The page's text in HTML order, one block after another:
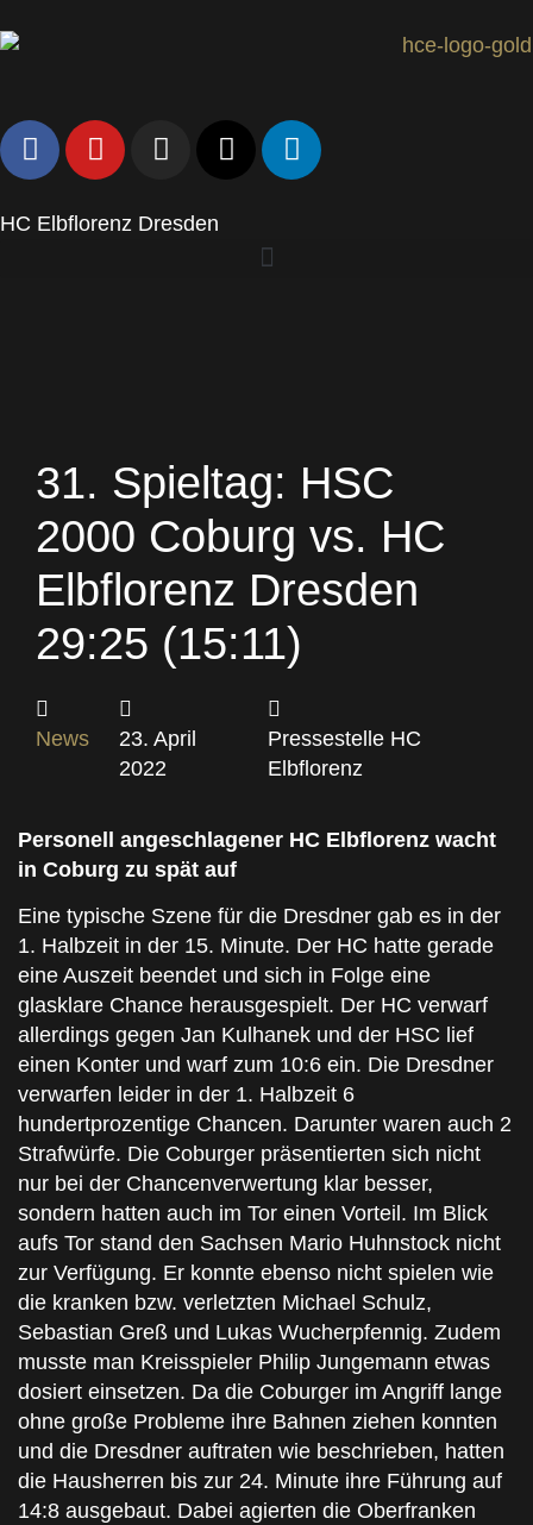
HC Elbflorenz Dresden
31. Spieltag: HSC
2000 Coburg vs. HC
Elbflorenz Dresden
29:25 (15:11)
News
23. April
2022
Pressestelle HC
Elbflorenz
Personell angeschlagener HC Elbflorenz wacht
in Coburg zu spät auf
Eine typische Szene für die Dresdner gab es in der
1. Halbzeit in der 15. Minute. Der HC hatte gerade
eine Auszeit beendet und sich in Folge eine
glasklare Chance herausgespielt. Der HC verwarf
allerdings gegen Jan Kulhanek und der HSC lief
einen Konter und warf zum 10:6 ein. Die Dresdner
verwarfen leider in der 1. Halbzeit 6
hundertprozentige Chancen. Darunter waren auch 2
Strafwürfe. Die Coburger präsentierten sich nicht
nur bei der Chancenverwertung klar besser,
sondern hatten auch im Tor einen Vorteil. Im Blick
aufs Tor stand den Sachsen Mario Huhnstock nicht
zur Verfügung. Er konnte ebenso nicht spielen wie
die kranken bzw. verletzten Michael Schulz,
Sebastian Greß und Lukas Wucherpfennig. Zudem
musste man Kreisspieler Philip Jungemann etwas
dosiert einsetzen. Da die Coburger im Angriff lange
ohne große Probleme ihre Bahnen ziehen konnten
und die Dresdner auftraten wie beschrieben, hatten
die Hausherren bis zur 24. Minute ihre Führung auf
14:8 ausgebaut. Dabei agierten die Oberfranken